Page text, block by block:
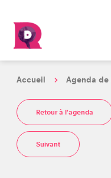
Accueil Agenda de
Retour à l'agenda
Suivant